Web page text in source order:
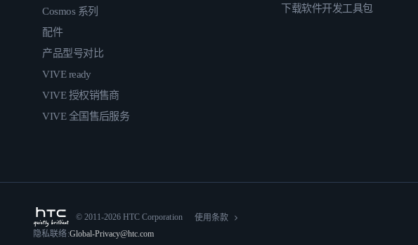
Cosmos 系列
配件
产品型号对比
VIVE ready
VIVE 授权销售商
VIVE 全国售后服务
下载软件开发工具包
© 2011-2026 HTC Corporation
使用条款
隐私联络:Global-Privacy@htc.com